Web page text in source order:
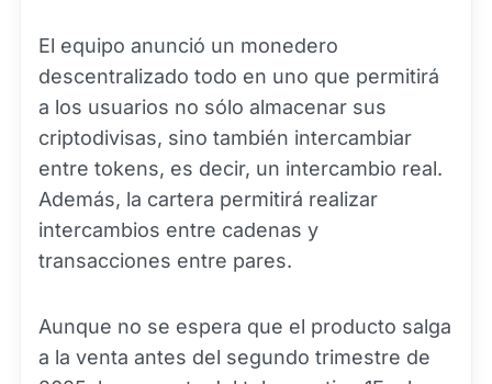
El equipo anunció un monedero
descentralizado todo en uno que permitirá
a los usuarios no sólo almacenar sus
criptodivisas, sino también intercambiar
entre tokens, es decir, un intercambio real.
Además, la cartera permitirá realizar
intercambios entre cadenas y
transacciones entre pares.
Aunque no se espera que el producto salga
a la venta antes del segundo trimestre de